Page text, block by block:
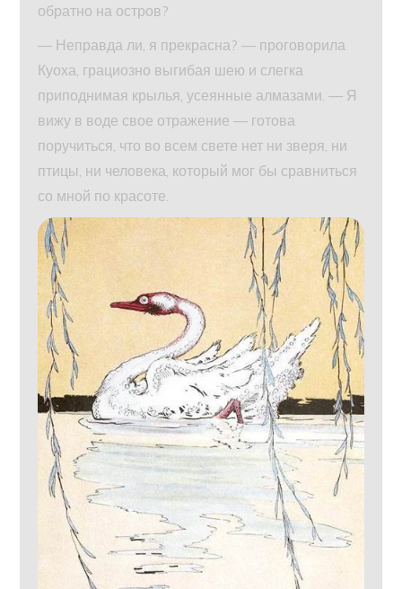
обратно на остров?
— Неправда ли, я прекрасна? — проговорила
Куоха, грациозно выгибая шею и слегка
приподнимая крылья, усеянные алмазами. — Я
вижу в воде свое отражение — готова
поручиться, что во всем свете нет ни зверя, ни
птицы, ни человека, который мог бы сравниться
со мной по красоте.